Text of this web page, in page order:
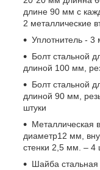
длине 90 мм с
2 металлические
Уплотнитель - 3
Болт стальной
длиной 100 мм,
Болт стальной
длиной 90 мм,
штуки
Металлическая
диаметр12 мм,
стенки 2,5 мм. – 4
Шайба